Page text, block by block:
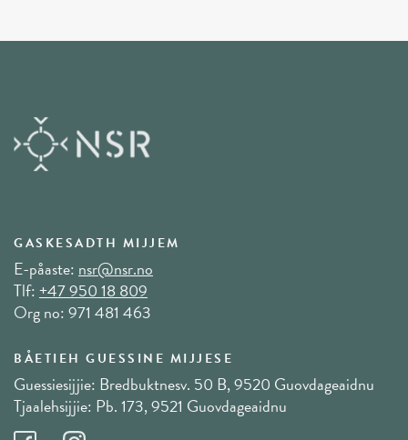
GASKESADTH MIJJEM
E-påaste: nsr@nsr.no
Tlf:+47 950 18 809
Org no: 971 481 463
BÅETIEH GUESSINE MIJJESE
Guessiesijjie: Bredbuktnesv. 50 B, 9520 Guovdageaidnu
Tjaalehsijjie: Pb. 173, 9521 Guovdageaidnu